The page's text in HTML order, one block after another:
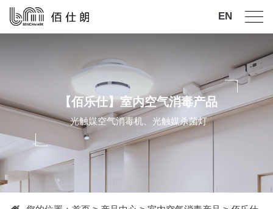
EN
【佰乐仕】室内空气消毒产品
光触媒空气消毒机、光触媒杀菌灯